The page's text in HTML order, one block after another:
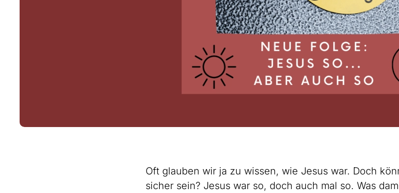
Oft glauben wir ja zu wissen, wie Jesus war. Doch
sicher sein? Jesus war so, doch auch mal so. Was